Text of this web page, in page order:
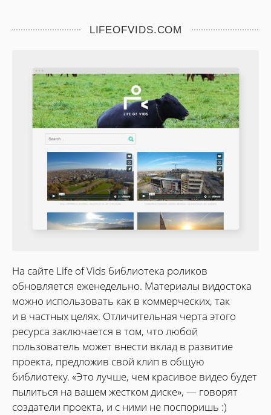
LIFEOFVIDS.COM
На сайте Life of Vids библиотека роликов
обновляется еженедельно. Материалы видостока
можно использовать как в коммерческих, так
и в частных целях. Отличительная черта этого
ресурса заключается в том, что любой
пользователь может внести вклад в развитие
проекта, предложив свой клип в общую
библиотеку. «Это лучше, чем красивое видео будет
пылиться на вашем жестком диске», — говорят
создатели проекта, и с ними не поспоришь :)